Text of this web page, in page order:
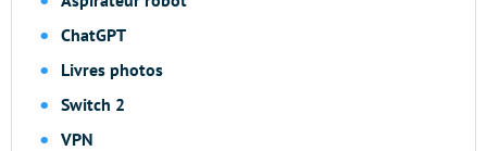
ChatGPT
Livres photos
Switch 2
VPN